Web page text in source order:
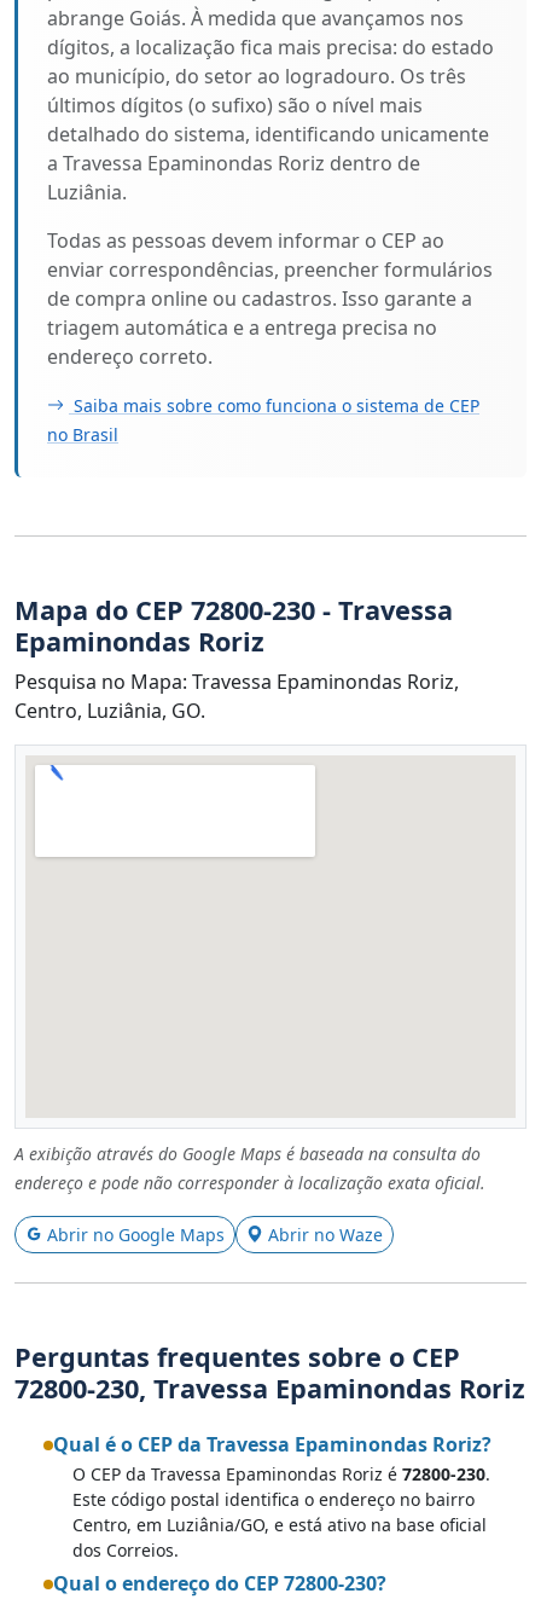
abrange Goiás. À medida que avançamos nos
dígitos, a localização fica mais precisa: do estado
ao município, do setor ao logradouro. Os três
últimos dígitos (o sufixo) são o nível mais
detalhado do sistema, identificando unicamente
a Travessa Epaminondas Roriz dentro de
Luziânia.
Todas as pessoas devem informar o CEP ao
enviar correspondências, preencher formulários
de compra online ou cadastros. Isso garante a
triagem automática e a entrega precisa no
endereço correto.
Saiba mais sobre como funciona o sistema de CEP
no Brasil
Mapa do CEP 72800-230 - Travessa
Epaminondas Roriz
Pesquisa no Mapa: Travessa Epaminondas Roriz,
Centro, Luziânia, GO.
A exibição através do Google Maps é baseada na consulta do
endereço e pode não corresponder à localização exata oficial.
Abrir no Google Maps Abrir no Waze
Perguntas frequentes sobre o CEP
72800-230, Travessa Epaminondas Roriz
Qual é o CEP da Travessa Epaminondas Roriz?
O CEP da Travessa Epaminondas Roriz é 72800-230.
Este código postal identifica o endereço no bairro
Centro, em Luziânia/GO, e está ativo na base oficial
dos Correios.
Qual o endereço do CEP 72800-230?